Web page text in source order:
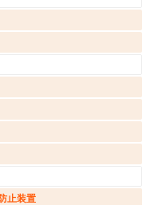
止装置
ますか？
入力されます
棄されます